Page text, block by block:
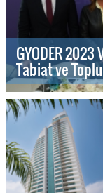
GYODER 2023
Tabiat ve